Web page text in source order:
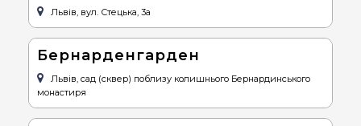
Львів, вул. Стецька, 3а
Бернарденгарден
Львів, сад (сквер) поблизу колишнього Бернардинського
монастиря